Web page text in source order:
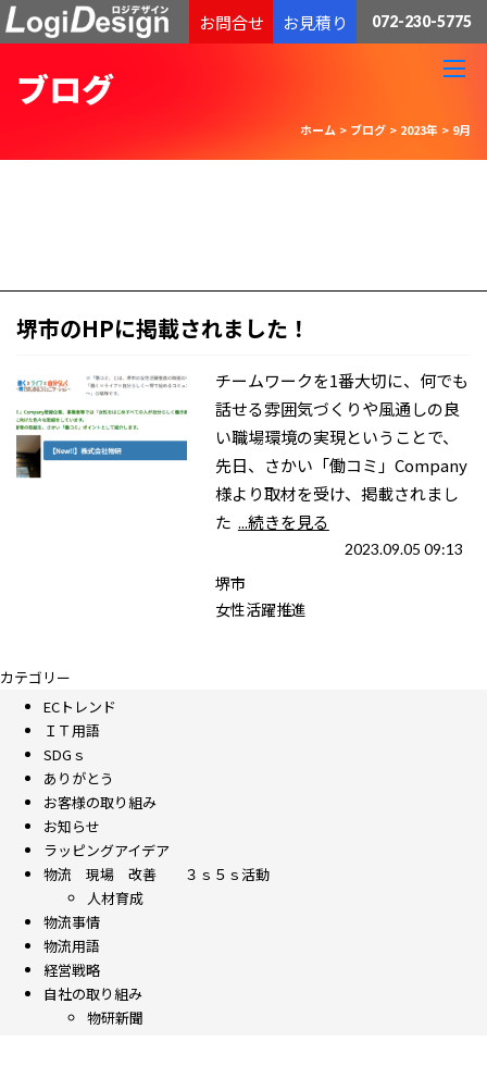
通販物流専門 低価格・発送代行のロジデザイン
お問合せ お見積り 072-230-5775
ブログ
ホーム > ブログ > 2023年 > 9月
堺市のHPに掲載されました！
チームワークを1番大切に、何でも
話せる雰囲気づくりや風通しの良
い職場環境の実現ということで、
先日、さかい「働コミ」Company
様より取材を受け、掲載されまし
た ...続きを見る
2023.09.05 09:13
堺市
女性活躍推進
カテゴリー
ECトレンド
ＩＴ用語
SDGｓ
ありがとう
お客様の取り組み
お知らせ
ラッピングアイデア
物流 現場 改善 ３ｓ５ｓ活動
人材育成
物流事情
物流用語
経営戦略
自社の取り組み
物研新聞